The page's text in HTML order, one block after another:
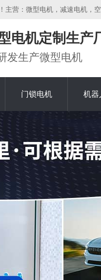
：微型电机，减速电机，空
电机定制生产
发生产微型电机
门锁电机 机器